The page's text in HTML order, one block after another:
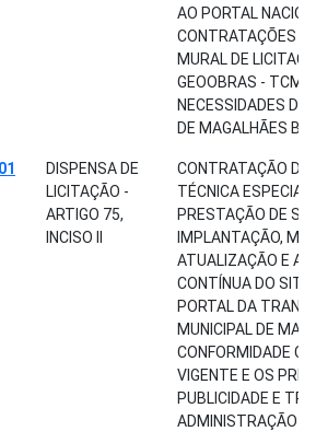
AO PORTAL
CONTRATAÇÕES
MURAL DE
GEOOBRAS - TCM-
NECESSIDADES
DE MAGALHÃES
DISPENSA DE
LICITAÇÃO -
ARTIGO 75,
INCISO II
CONTRATAÇÃO DE
TÉCNICA
PRESTAÇÃO DE
IMPLANTAÇÃO,
ATUALIZAÇÃO E
CONTÍNUA DO
PORTAL DA
MUNICIPAL DE
CONFORMIDADE
VIGENTE E OS
PUBLICIDADE E
ADMINISTRAÇÃO